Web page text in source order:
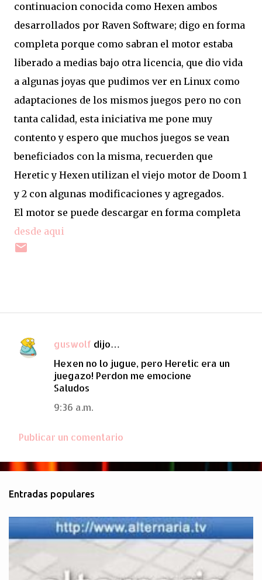
continuacion conocida como Hexen ambos
desarrollados por Raven Software; digo en forma
completa porque como sabran el motor estaba
liberado a medias bajo otra licencia, que dio vida
a algunas joyas que pudimos ver en Linux como
adaptaciones de los mismos juegos pero no con
tanta calidad, esta iniciativa me pone muy
contento y espero que muchos juegos se vean
beneficiados con la misma, recuerden que
Heretic y Hexen utilizan el viejo motor de Doom 1
y 2 con algunas modificaciones y agregados.
El motor se puede descargar en forma completa
desde aqui
C
t
r
o
s
guswolf dijo…
Hexen no lo jugue, pero Heretic era un
juegazo! Perdon me emocione
Saludos
9:36 a.m.
Publicar un comentario
Entradas populares